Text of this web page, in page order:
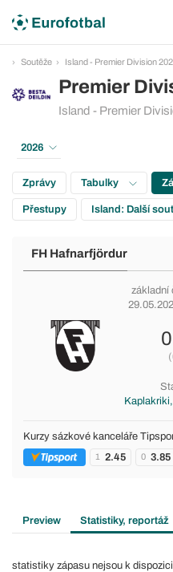
Soutěže Island - Premier Division
Premier
Island - Premier
2026
Zprávy Tabulky
Přestupy Island: Další
FH Hafnarfjördur
základní
Kurzy sázkové kanceláře
1 2.45 0 3.85
Preview Statistiky, reportáž
statistiky zápasu nejsou k dispozici